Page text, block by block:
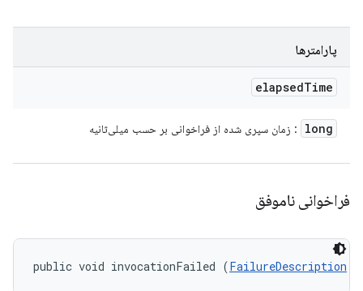
پارامترها
elapsedTime
long : زمان سپری شده از فراخوانی بر حسب میلی‌ثانیه
فراخوانی ناموفق
public void invocationFailed (FailureDescription